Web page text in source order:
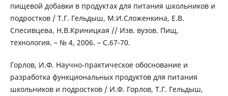
пищевой добавки в продуктах для питания школьников и
подростков / Т.Г. Гельдыш, М.И.Сложенкина, Е.В.
Спесивцева, Н.В.Криницкая // Изв. вузов. Пищ.
технология. – № 4, 2006. – С.67-70.
Горлов, И.Ф. Научно-практическое обоснование и
разработка функциональных продуктов для питания
школьников и подростков / И.Ф. Горлов, Т.Г. Гельдыш,